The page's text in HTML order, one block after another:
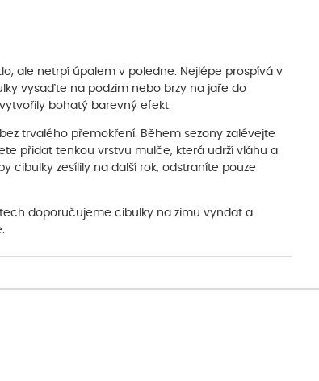
ale netrpí úpalem v poledne. Nejlépe prospívá v
vysaďte na podzim nebo brzy na jaře do
bohatý barevný efekt.
trvalého přemokření. Během sezony zalévejte
přidat tenkou vrstvu mulče, která udrží vláhu a
cibulky zesílily na další rok, odstraníte pouze
doporučujeme cibulky na zimu vyndat a